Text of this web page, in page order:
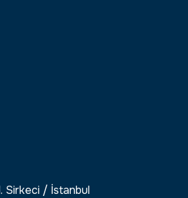
Sirkeci / İstanbul